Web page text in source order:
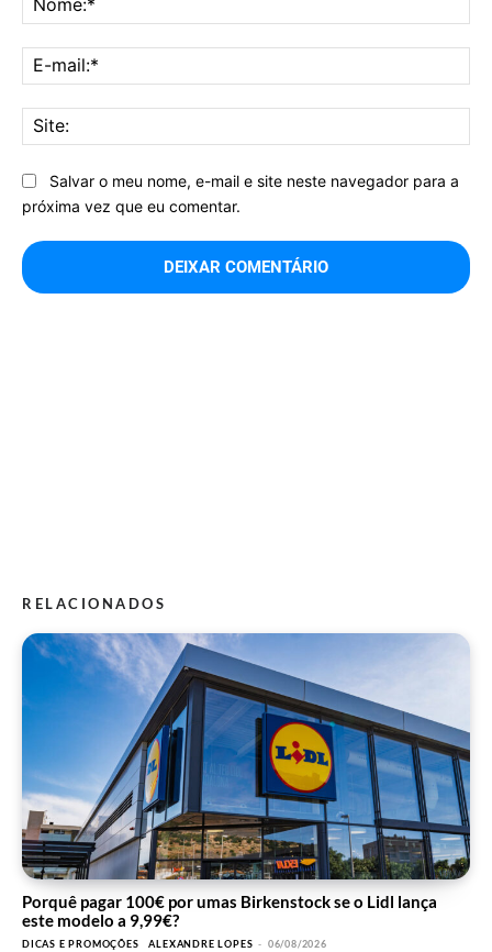
Salvar o meu nome, e-mail e site neste navegador para a
próxima vez que eu comentar.
RELACIONADOS
Porquê pagar 100€ por umas Birkenstock se o Lidl lança
este modelo a 9,99€?
DICAS E PROMOÇÕES ALEXANDRE LOPES - 06/08/2026